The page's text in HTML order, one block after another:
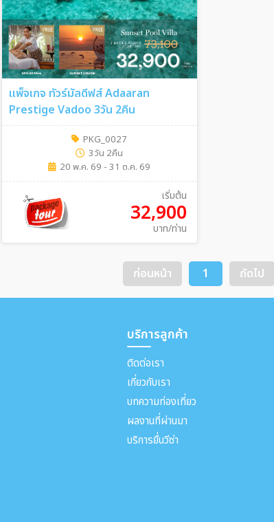
แพ็จเกจ ทัวร์มัลดีฟส์ Adaaran
Prestige Vadoo 3วัน 2คืน
PKG_0027
3วัน 2คืน
20 พ.ค. 69 - 31 ต.ค. 69
เริ่มต้น
32,900
บาท/ท่าน
ก่อนหน้า 1 ถัดไป
บริการลูกค้า
ติดต่อเรา
เกี่ยวกับเรา
บทความท่องเที่ยว
ผลงานที่ผ่านมา
บริการยื่นวีซ่า